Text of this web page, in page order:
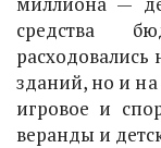
средства
зданий, но и на
игровое и
веранды и